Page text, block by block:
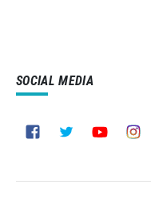
SOCIAL MEDIA